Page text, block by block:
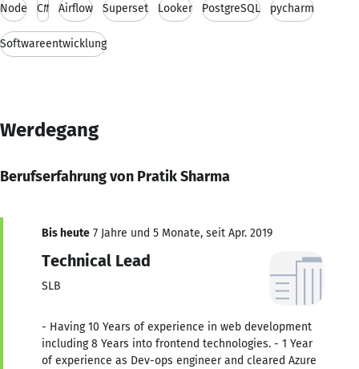
Node C# Airflow Superset Looker PostgreSQL pycharm
Softwareentwicklung
Werdegang
Berufserfahrung von Pratik Sharma
Bis heute 7 Jahre und 5 Monate, seit Apr. 2019
Technical Lead
SLB
- Having 10 Years of experience in web development
including 8 Years into frontend technologies. - 1 Year
of experience as Dev-ops engineer and cleared Azure